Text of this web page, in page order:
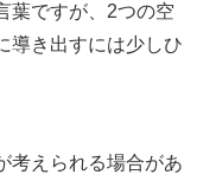
葉ですが、2つの空
導き出すには少しひ
考えられる場合があ